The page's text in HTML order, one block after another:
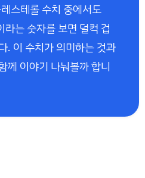
스테롤 수치 중에서도
는 숫자를 보면 덜컥 겁
. 이 수치가 의미하는 것과
께 이야기 나눠볼까 합니